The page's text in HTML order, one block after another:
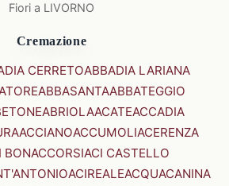
Fiori a LIVORNO
Cremazione
CERRETOABBADIA LARIANA
ABBASANTAABBATEGGIO
ABRIOLAACATEACCADIA
ACCIANOACCUMOLIACERENZA
BONACCORSIACI CASTELLO
ACIREALEACQUACANINA